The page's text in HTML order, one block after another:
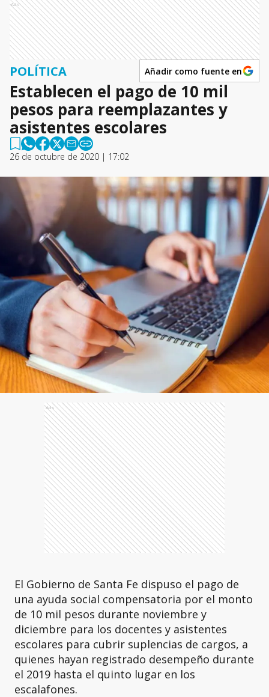
Ads
POLÍTICA Añadir como fuente en
Establecen el pago de 10 mil
pesos para reemplazantes y
asistentes escolares
26 de octubre de 2020 | 17:02
Ads
El Gobierno de Santa Fe dispuso el pago de
una ayuda social compensatoria por el monto
de 10 mil pesos durante noviembre y
diciembre para los docentes y asistentes
escolares para cubrir suplencias de cargos, a
quienes hayan registrado desempeño durante
el 2019 hasta el quinto lugar en los
escalafones.